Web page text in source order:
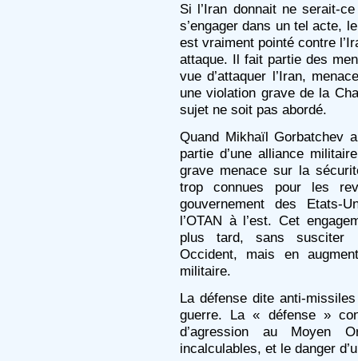
Si l’Iran donnait ne serait-
s’engager dans un tel acte,
est vraiment pointé contre
attaque. Il fait partie des
vue d’attaquer l’Iran,
une violation grave de la
sujet ne soit pas abordé.
Quand Mikhaïl Gorbatchev
partie d’une alliance
grave menace sur la
trop connues pour les
gouvernement des Etats-
l’OTAN à l’est. Cet
plus tard, sans susciter
Occident, mais en
militaire.
La défense dite anti-
guerre. La « défense »
d’agression au Moyen
incalculables, et le danger